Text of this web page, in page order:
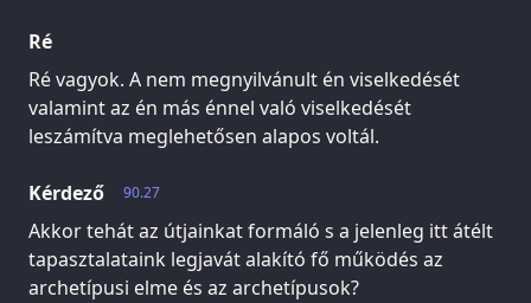
Ré
Ré vagyok. A nem megnyilvánult én viselkedését
valamint az én más énnel való viselkedését
leszámítva meglehetősen alapos voltál.
90.27
Kérdező
Akkor tehát az útjainkat formáló s a jelenleg itt átélt
tapasztalataink legjavát alakító fő működés az
archetípusi elme és az archetípusok?